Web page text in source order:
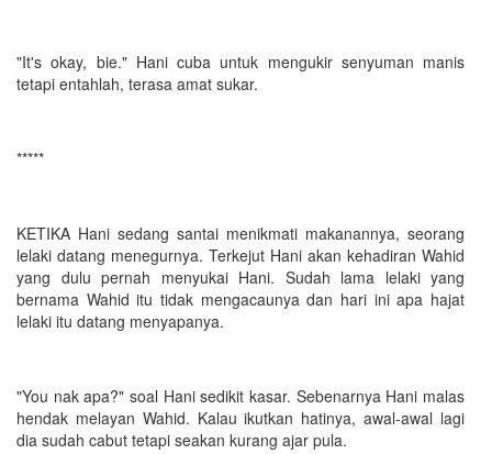
"It's okay, bie." Hani cuba untuk mengukir senyuman manis
tetapi entahlah, terasa amat sukar.
*****
KETIKA Hani sedang santai menikmati makanannya, seorang
lelaki datang menegurnya. Terkejut Hani akan kehadiran Wahid
yang dulu pernah menyukai Hani. Sudah lama lelaki yang
bernama Wahid itu tidak mengacaunya dan hari ini apa hajat
lelaki itu datang menyapanya.
"You nak apa?" soal Hani sedikit kasar. Sebenarnya Hani malas
hendak melayan Wahid. Kalau ikutkan hatinya, awal-awal lagi
dia sudah cabut tetapi seakan kurang ajar pula.